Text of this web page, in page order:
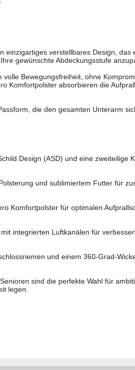
einzigartiges verstellbares Design, das
gewünschte Abdeckungsstufe
Bewegungsfreiheit, ohne
Komfortpolster absorbieren die
die den gesamten Unterarm
Design (ASD) und eine zweiteilige
und sublimiertem Futter für
Komfortpolster für optimalen
integrierten Luftkanälen für
und einem 360-Grad-
sind die perfekte Wahl für
legen.